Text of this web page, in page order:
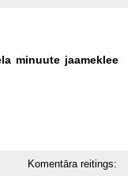
minuute jaameklee
Komentāra reitings: